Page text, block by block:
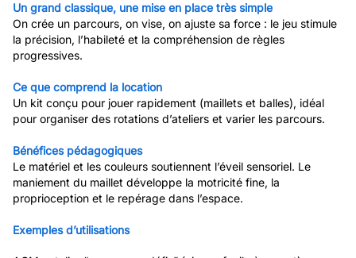
Un grand classique, une mise en place très simple
On crée un parcours, on vise, on ajuste sa force : le jeu stimule
la précision, l’habileté et la compréhension de règles
progressives.
Ce que comprend la location
Un kit conçu pour jouer rapidement (maillets et balles), idéal
pour organiser des rotations d’ateliers et varier les parcours.
Bénéfices pédagogiques
Le matériel et les couleurs soutiennent l’éveil sensoriel. Le
maniement du maillet développe la motricité fine, la
proprioception et le repérage dans l’espace.
Exemples d’utilisations